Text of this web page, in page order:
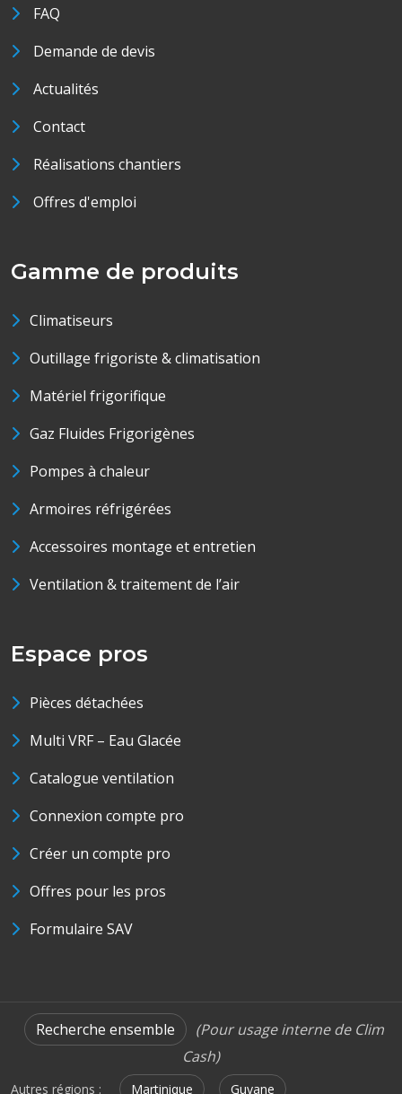
FAQ
Demande de devis
Actualités
Contact
Réalisations chantiers
Offres d'emploi
Gamme de produits
Climatiseurs
Outillage frigoriste & climatisation
Matériel frigorifique
Gaz Fluides Frigorigènes
Pompes à chaleur
Armoires réfrigérées
Accessoires montage et entretien
Ventilation & traitement de l’air
Espace pros
Pièces détachées
Multi VRF – Eau Glacée
Catalogue ventilation
Connexion compte pro
Créer un compte pro
Offres pour les pros
Formulaire SAV
Recherche ensemble
(Pour usage interne de Clim
Cash)
Autres régions : Martinique Guyane